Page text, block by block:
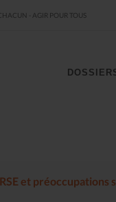
- AGIR POUR TOUS
et préoccupations